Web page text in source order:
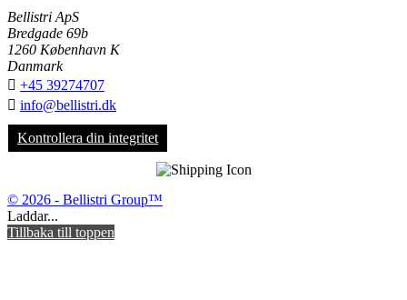
Bellistri ApS
Bredgade 69b
1260 København K
Danmark
 +45 39274707
 info@bellistri.dk
Kontrollera din integritet
© 2026 - Bellistri Group™
Laddar...
Tillbaka till toppen